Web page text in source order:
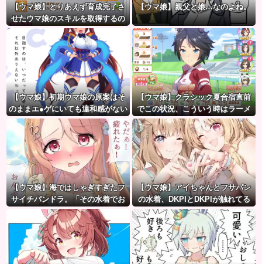
【ウマ娘】とりあえず育成完了さ
せたウマ娘のスキルを取得するの
が面倒…このまま終わらせたろ！
←「実はこれちょっと損してる
ぞ」
【ウマ娘】親父と娘…なのよね。
【ウマ娘】初期ウマ娘の原案はそ
のままエ●ゲにいても違和感がない
んだ。
【ウマ娘】クラシック夏合宿直前
でこの状況、こういう時はラーメ
ン食べてもいいのかな？
【ウマ娘】海ではしゃぎすぎたフ
サイチパンドラ。「その水着でお
んぶはマズイ…」
【ウマ娘】アイちゃんとフサパン
の水着、DKPIとDKPIが触れてる
構図が良き…